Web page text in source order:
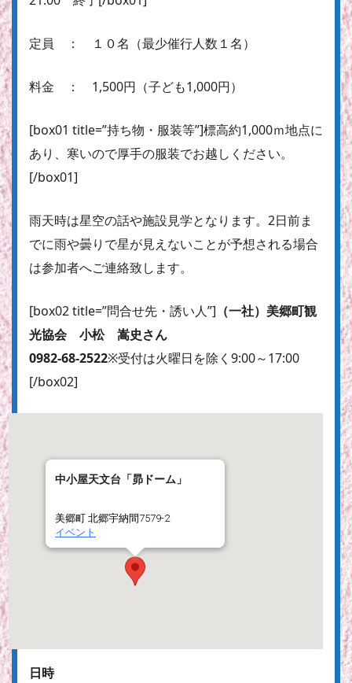
定員 ： １０名（最少催行人数１名）
料金 ： 1,500円（子ども1,000円）
[box01 title=”持ち物・服装等”]標高約1,000ｍ地点に
あり、寒いので厚手の服装でお越しください。
[/box01]
雨天時は星空の話や施設見学となります。2日前ま
でに雨や曇りで星が見えないことが予想される場合
は参加者へご連絡致します。
[box02 title=”問合せ先・誘い人”] （一社）美郷町観
光協会 小松 嵩史さん
0982-68-2522※受付は火曜日を除く9:00～17:00
[/box02]
中小屋天文台「昴ドーム」
美郷町 北郷宇納間7579-2
イベント
日時